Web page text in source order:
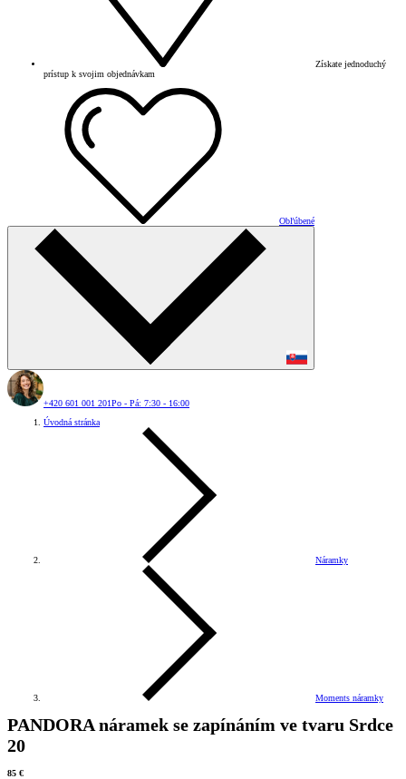
Získate jednoduchý
prístup k svojim objednávkam
Obľúbené
+420 601 001 201Po - Pá: 7:30 - 16:00
Úvodná stránka
Náramky
Moments náramky
PANDORA náramek se zapínáním ve tvaru Srdce
20
85 €